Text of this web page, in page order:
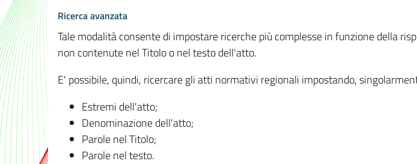
Ricerca avanzata
Tale modalità consente di impostare ricerche più complesse in funzione della
non contenute nel Titolo o nel testo dell'atto.
E' possibile, quindi, ricercare gli atti normativi regionali impostando,
Estremi dell'atto;
Denominazione dell'atto;
Parole nel Titolo;
Parole nel testo.